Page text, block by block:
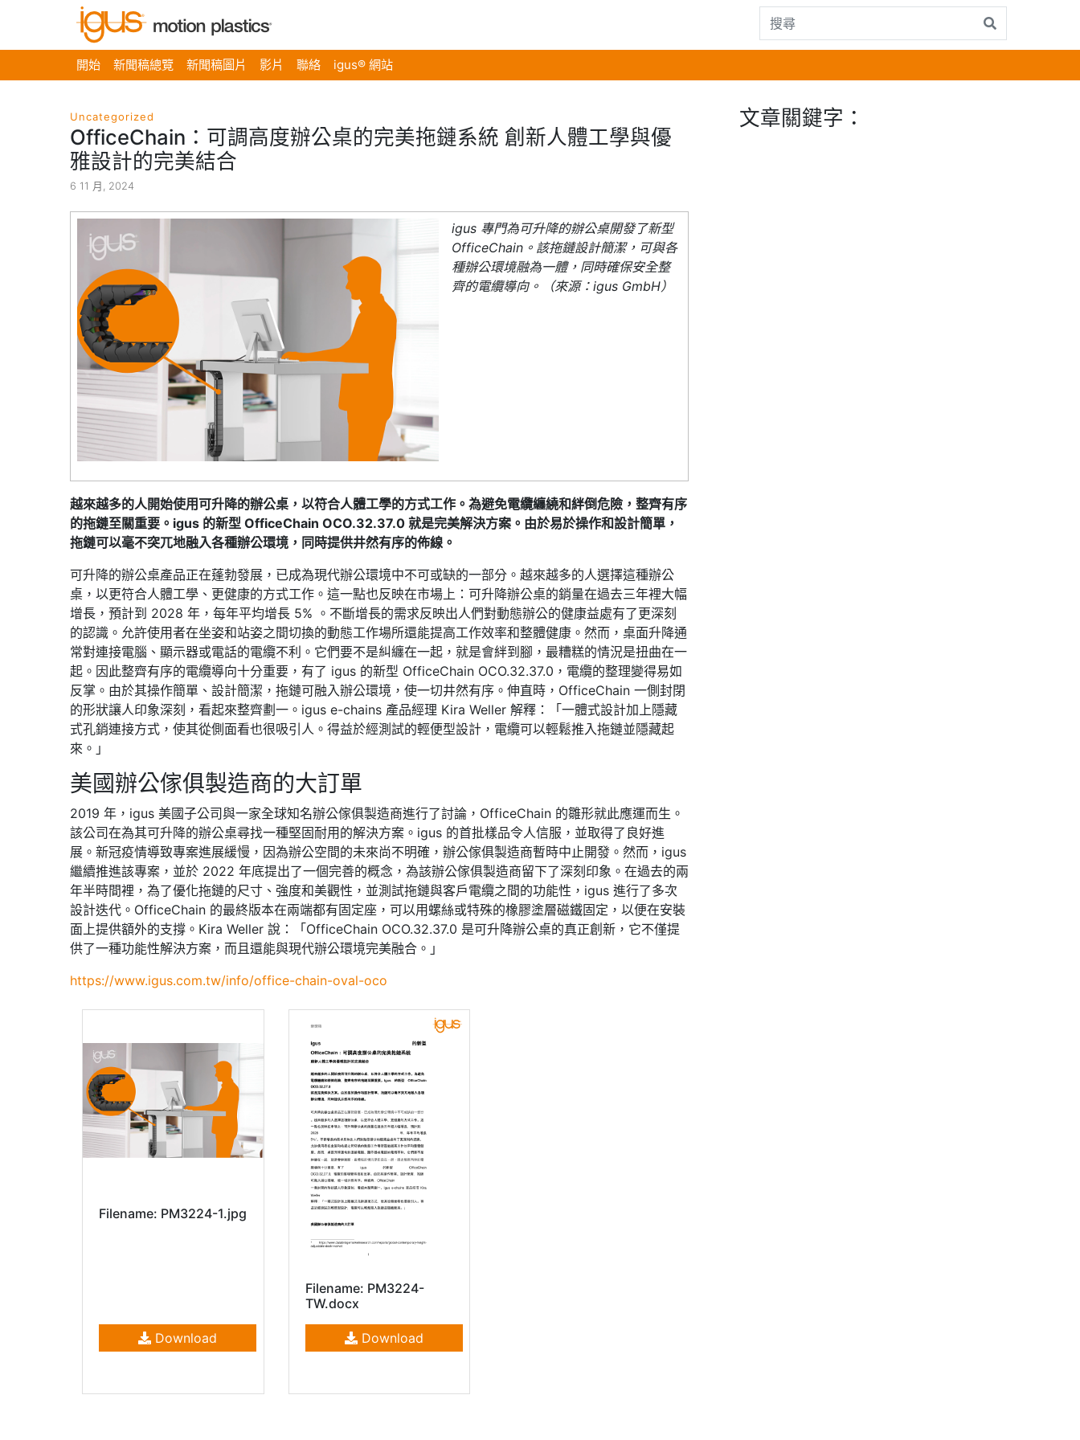
開始 新聞稿總覽 新聞稿圖片 影片 聯絡 igus® 網站
Uncategorized
OfficeChain：可調高度辦公桌的完美拖鏈系統 創新人體工學與優
雅設計的完美結合
6 11 月, 2024
igus 專門為可升降的辦公桌開發了新型
OfficeChain。該拖鏈設計簡潔，可與各
種辦公環境融為一體，同時確保安全整
齊的電纜導向。（來源：igus GmbH）
越來越多的人開始使用可升降的辦公桌，以符合人體工學的方式工作。為避免電纜纏繞和絆倒危險，整齊有序
的拖鏈至關重要。igus 的新型 OfficeChain OCO.32.37.0 就是完美解決方案。由於易於操作和設計簡單，
拖鏈可以毫不突兀地融入各種辦公環境，同時提供井然有序的佈線。
可升降的辦公桌產品正在蓬勃發展，已成為現代辦公環境中不可或缺的一部分。越來越多的人選擇這種辦公
桌，以更符合人體工學、更健康的方式工作。這一點也反映在市場上：可升降辦公桌的銷量在過去三年裡大幅
增長，預計到 2028 年，每年平均增長 5% 。不斷增長的需求反映出人們對動態辦公的健康益處有了更深刻
的認識。允許使用者在坐姿和站姿之間切換的動態工作場所還能提高工作效率和整體健康。然而，桌面升降通
常對連接電腦、顯示器或電話的電纜不利。它們要不是糾纏在一起，就是會絆到腳，最糟糕的情況是扭曲在一
起。因此整齊有序的電纜導向十分重要，有了 igus 的新型 OfficeChain OCO.32.37.0，電纜的整理變得易如
反掌。由於其操作簡單、設計簡潔，拖鏈可融入辦公環境，使一切井然有序。伸直時，OfficeChain 一側封閉
的形狀讓人印象深刻，看起來整齊劃一。igus e-chains 產品經理 Kira Weller 解釋：「一體式設計加上隱藏
式孔銷連接方式，使其從側面看也很吸引人。得益於經測試的輕便型設計，電纜可以輕鬆推入拖鏈並隱藏起
來。」
美國辦公傢俱製造商的大訂單
2019 年，igus 美國子公司與一家全球知名辦公傢俱製造商進行了討論，OfficeChain 的雛形就此應運而生。
該公司在為其可升降的辦公桌尋找一種堅固耐用的解決方案。igus 的首批樣品令人信服，並取得了良好進
展。新冠疫情導致專案進展緩慢，因為辦公空間的未來尚不明確，辦公傢俱製造商暫時中止開發。然而，igus
繼續推進該專案，並於 2022 年底提出了一個完善的概念，為該辦公傢俱製造商留下了深刻印象。在過去的兩
年半時間裡，為了優化拖鏈的尺寸、強度和美觀性，並測試拖鏈與客戶電纜之間的功能性，igus 進行了多次
設計迭代。OfficeChain 的最終版本在兩端都有固定座，可以用螺絲或特殊的橡膠塗層磁鐵固定，以便在安裝
面上提供額外的支撐。Kira Weller 說：「OfficeChain OCO.32.37.0 是可升降辦公桌的真正創新，它不僅提
供了一種功能性解決方案，而且還能與現代辦公環境完美融合。」
https://www.igus.com.tw/info/office-chain-oval-oco
Filename: PM3224-1.jpg
Download
Filename: PM3224-
TW.docx
Download
文章關鍵字：